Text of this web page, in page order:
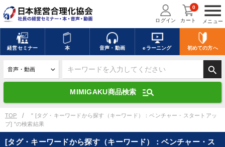
menu
メニュー
ログイン カート
0
経営セミナー 本 音声・動画 eラーニング 初めての方へ
search
MIMIGAKU商品検索 manage_search
キーワードを入力して探す
デジタル版対応のみ検索結果に表示する
search 上記の条件で検索
TOP
" [タグ・キーワードから探す（キーワード）：ベンチャー・スタートアッ
プ] "の検索結果
[タグ・キーワードから探す（キーワード）：ベンチャー・ス